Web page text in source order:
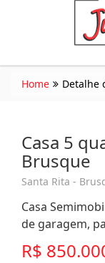
Home Detalhe
Casa 5
Brusque
Santa Rita -
Casa
de garagem,
R$